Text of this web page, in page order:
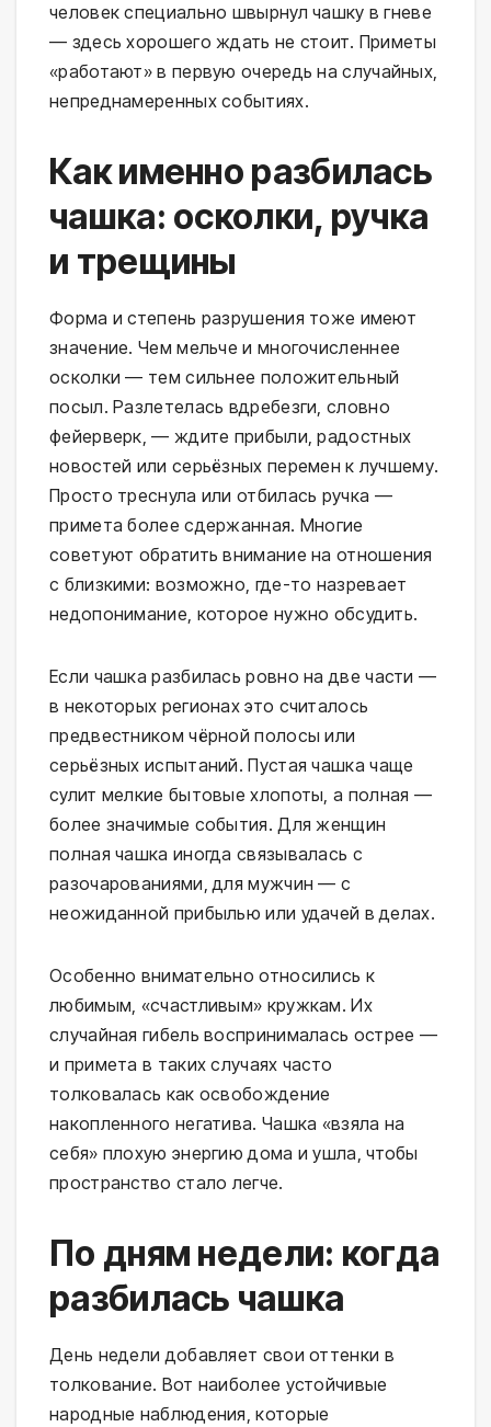
человек специально швырнул чашку в гневе
— здесь хорошего ждать не стоит. Приметы
«работают» в первую очередь на случайных,
непреднамеренных событиях.
Как именно разбилась
чашка: осколки, ручка
и трещины
Форма и степень разрушения тоже имеют
значение. Чем мельче и многочисленнее
осколки — тем сильнее положительный
посыл. Разлетелась вдребезги, словно
фейерверк, — ждите прибыли, радостных
новостей или серьёзных перемен к лучшему.
Просто треснула или отбилась ручка —
примета более сдержанная. Многие
советуют обратить внимание на отношения
с близкими: возможно, где-то назревает
недопонимание, которое нужно обсудить.
Если чашка разбилась ровно на две части —
в некоторых регионах это считалось
предвестником чёрной полосы или
серьёзных испытаний. Пустая чашка чаще
сулит мелкие бытовые хлопоты, а полная —
более значимые события. Для женщин
полная чашка иногда связывалась с
разочарованиями, для мужчин — с
неожиданной прибылью или удачей в делах.
Особенно внимательно относились к
любимым, «счастливым» кружкам. Их
случайная гибель воспринималась острее —
и примета в таких случаях часто
толковалась как освобождение
накопленного негатива. Чашка «взяла на
себя» плохую энергию дома и ушла, чтобы
пространство стало легче.
По дням недели: когда
разбилась чашка
День недели добавляет свои оттенки в
толкование. Вот наиболее устойчивые
народные наблюдения, которые